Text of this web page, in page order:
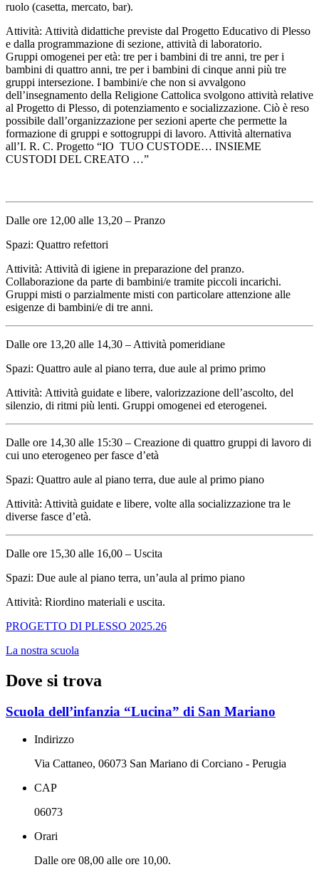
ruolo (casetta, mercato, bar).
Attività: Attività didattiche previste dal Progetto Educativo di Plesso
e dalla programmazione di sezione, attività di laboratorio.
Gruppi omogenei per età: tre per i bambini di tre anni, tre per i
bambini di quattro anni, tre per i bambini di cinque anni più tre
gruppi intersezione. I bambini/e che non si avvalgono
dell’insegnamento della Religione Cattolica svolgono attività relative
al Progetto di Plesso, di potenziamento e socializzazione. Ciò è reso
possibile dall’organizzazione per sezioni aperte che permette la
formazione di gruppi e sottogruppi di lavoro. Attività alternativa
all’I. R. C. Progetto “IO TUO CUSTODE… INSIEME
CUSTODI DEL CREATO …”
Dalle ore 12,00 alle 13,20 – Pranzo
Spazi: Quattro refettori
Attività: Attività di igiene in preparazione del pranzo.
Collaborazione da parte di bambini/e tramite piccoli incarichi.
Gruppi misti o parzialmente misti con particolare attenzione alle
esigenze di bambini/e di tre anni.
Dalle ore 13,20 alle 14,30 – Attività pomeridiane
Spazi: Quattro aule al piano terra, due aule al primo primo
Attività: Attività guidate e libere, valorizzazione dell’ascolto, del
silenzio, di ritmi più lenti. Gruppi omogenei ed eterogenei.
Dalle ore 14,30 alle 15:30 – Creazione di quattro gruppi di lavoro di
cui uno eterogeneo per fasce d’età
Spazi: Quattro aule al piano terra, due aule al primo piano
Attività: Attività guidate e libere, volte alla socializzazione tra le
diverse fasce d’età.
Dalle ore 15,30 alle 16,00 – Uscita
Spazi: Due aule al piano terra, un’aula al primo piano
Attività: Riordino materiali e uscita.
PROGETTO DI PLESSO 2025.26
La nostra scuola
Dove si trova
Scuola dell’infanzia “Lucina” di San Mariano
Indirizzo
Via Cattaneo, 06073 San Mariano di Corciano - Perugia
CAP
06073
Orari
Dalle ore 08,00 alle ore 10,00.